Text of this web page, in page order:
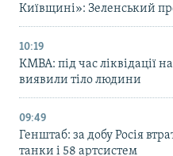
Київщині»: Зеленський
10:19
КМВА: під час ліквідації
виявили тіло людини
09:49
Генштаб: за добу Росія
танки і 58 артсистем